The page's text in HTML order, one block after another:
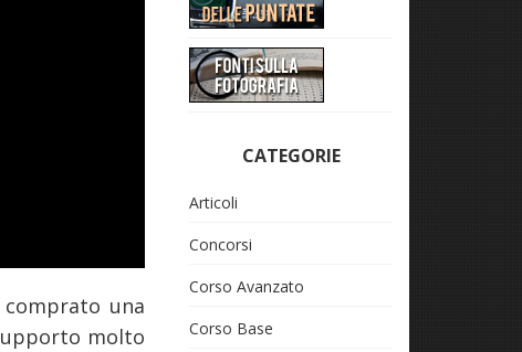
una
molto
CATEGORIE
Articoli
Concorsi
Corso Avanzato
Corso Base